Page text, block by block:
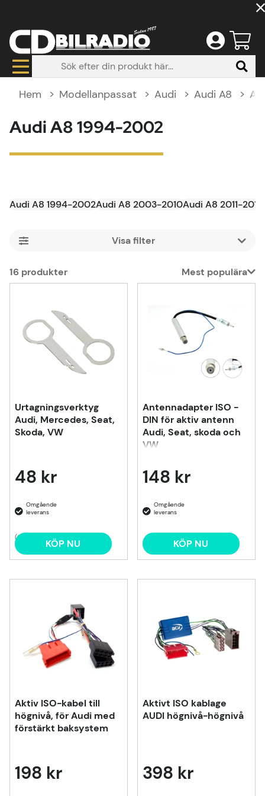
Hem Modellanpassat Audi Audi A8
Audi A8 1994-2002
Audi A8 1994-2002Audi A8 2003-2010Audi A8 2011-2017
Filtrera
16 produkter
Mest populära
Urtagningsverktyg
Audi, Mercedes, Seat,
Skoda, VW
48 kr
(2) KÖP NU
Antennadapter ISO -
DIN för aktiv antenn
Audi, Seat, skoda och
VW
148 kr
KÖP NU
Aktiv ISO-kabel till
högnivå, för Audi med
förstärkt baksystem
198 kr
Aktivt ISO kablage
AUDI högnivå-högnivå
398 kr